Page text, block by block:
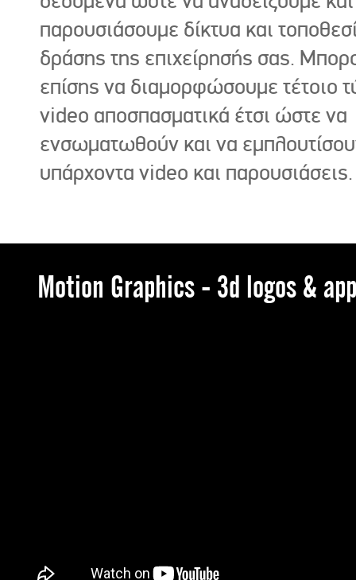
παρουσιάσουμε δίκτυα και
δράσης της επιχείρησής σας.
επίσης να διαμορφώσουμε τέτοιο
video αποσπασματικά έτσι ώστε να
ενσωματωθούν και να
υπάρχοντα video και παρουσιάσεις.
Motion Graphics - 3d logos &